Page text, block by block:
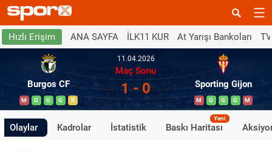
Hızlı Erişim ANA SAYFA İLK11 KUR At Yarışı Bankoları
Burgos CF
M G G G B
11.04.2026
Maç Sonu
1 - 0 Sporting Gijon
M G G G M
Olaylar Kadrolar İstatistik Baskı Haritası
Yeni